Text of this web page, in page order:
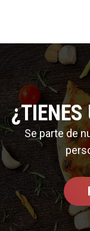
¿TIENES
Se parte de